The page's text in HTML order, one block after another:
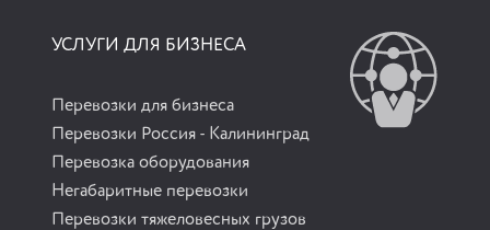
УСЛУГИ ДЛЯ БИЗНЕСА
Перевозки для бизнеса
Перевозки Россия - Калининград
Перевозка оборудования
Негабаритные перевозки
Перевозки тяжеловесных грузов